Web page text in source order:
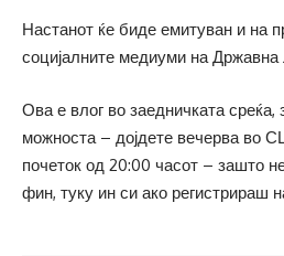
Настанот ќе биде емитуван и на
социјалните медиуми на Државна
Ова е влог во заедничката среќа,
можноста – дојдете вечерва во
почеток од 20:00 часот – зашто
фин, туку ин си ако регистрираш